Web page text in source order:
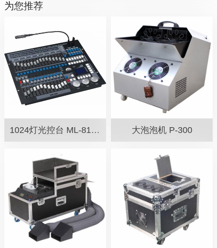
为您推荐
1024灯光控台 ML-81024 大泡泡机 P-300